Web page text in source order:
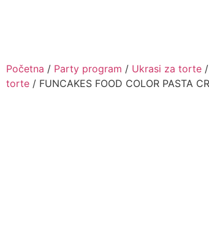
Početna / Party program / Ukrasi za torte /
torte / FUNCAKES FOOD COLOR PASTA